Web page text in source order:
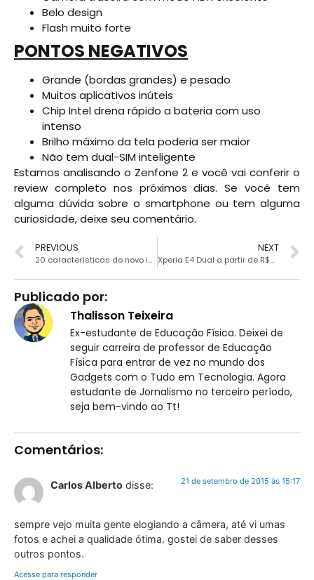
Belo design
Flash muito forte
PONTOS NEGATIVOS
Grande (bordas grandes) e pesado
Muitos aplicativos inúteis
Chip Intel drena rápido a bateria com uso
intenso
Brilho máximo da tela poderia ser maior
Não tem dual-SIM inteligente
Estamos analisando o Zenfone 2 e você vai conferir o
review completo nos próximos dias. Se você tem
alguma dúvida sobre o smartphone ou tem alguma
curiosidade, deixe seu comentário.
PREVIOUS
20 características do novo iOS 9
NEXT
Xperia E4 Dual a partir de R$358
Publicado por:
Thalisson Teixeira
Ex-estudante de Educação Física. Deixei de
seguir carreira de professor de Educação
Física para entrar de vez no mundo dos
Gadgets com o Tudo em Tecnologia. Agora
estudante de Jornalismo no terceiro período,
seja bem-vindo ao Tt!
Comentários:
Carlos Alberto disse: 21 de setembro de 2015 às 15:17
sempre vejo muita gente elogiando a câmera, até vi umas
fotos e achei a qualidade ótima. gostei de saber desses
outros pontos.
Acesse para responder